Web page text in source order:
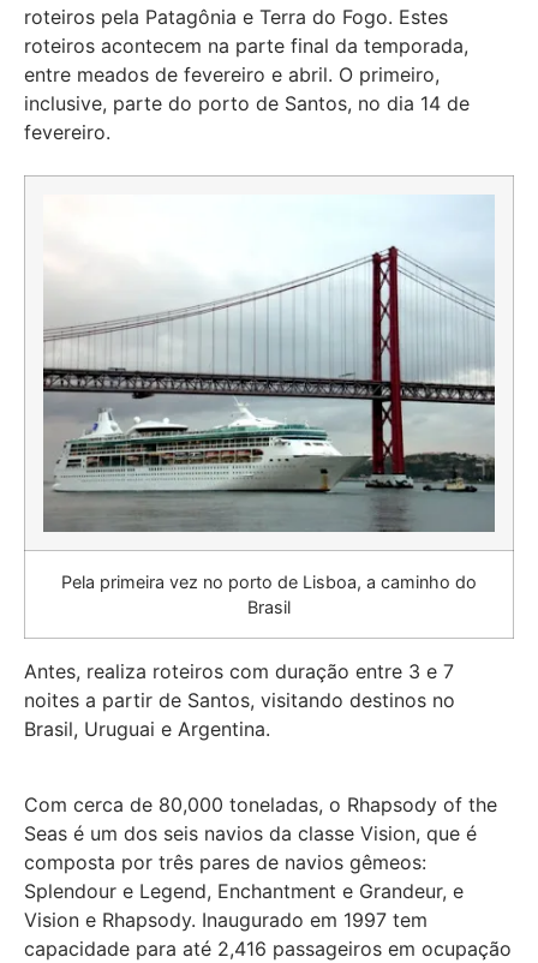
roteiros pela Patagônia e Terra do Fogo. Estes
roteiros acontecem na parte final da temporada,
entre meados de fevereiro e abril. O primeiro,
inclusive, parte do porto de Santos, no dia 14 de
fevereiro.
Pela primeira vez no porto de Lisboa, a caminho do
Brasil
Antes, realiza roteiros com duração entre 3 e 7
noites a partir de Santos, visitando destinos no
Brasil, Uruguai e Argentina.
Com cerca de 80,000 toneladas, o Rhapsody of the
Seas é um dos seis navios da classe Vision, que é
composta por três pares de navios gêmeos:
Splendour e Legend, Enchantment e Grandeur, e
Vision e Rhapsody. Inaugurado em 1997 tem
capacidade para até 2,416 passageiros em ocupação